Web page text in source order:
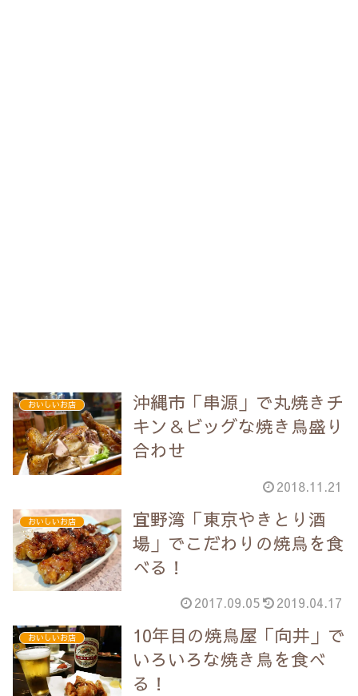
おいしいお店
沖縄市「串源」で丸焼きチ
キン＆ビッグな焼き鳥盛り
合わせ
2018.11.21
おいしいお店
宜野湾「東京やきとり酒
場」でこだわりの焼鳥を食
べる！
2017.09.05 2019.04.17
おいしいお店
10年目の焼鳥屋「向井」で
いろいろな焼き鳥を食べ
る！